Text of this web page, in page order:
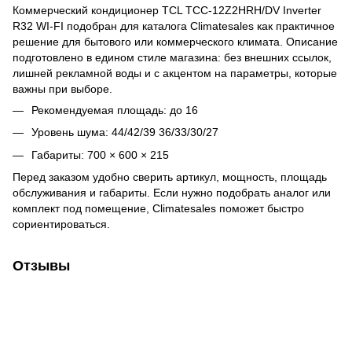
Коммерческий кондиционер TCL TCC-12Z2HRH/DV Inverter
R32 WI-FI подобран для каталога Climatesales как практичное
решение для бытового или коммерческого климата. Описание
подготовлено в едином стиле магазина: без внешних ссылок,
лишней рекламной воды и с акцентом на параметры, которые
важны при выборе.
Рекомендуемая площадь: до 16
Уровень шума: 44/42/39 36/33/30/27
Габариты: 700 × 600 × 215
Перед заказом удобно сверить артикул, мощность, площадь
обслуживания и габариты. Если нужно подобрать аналог или
комплект под помещение, Climatesales поможет быстро
сориентироваться.
Отзывы